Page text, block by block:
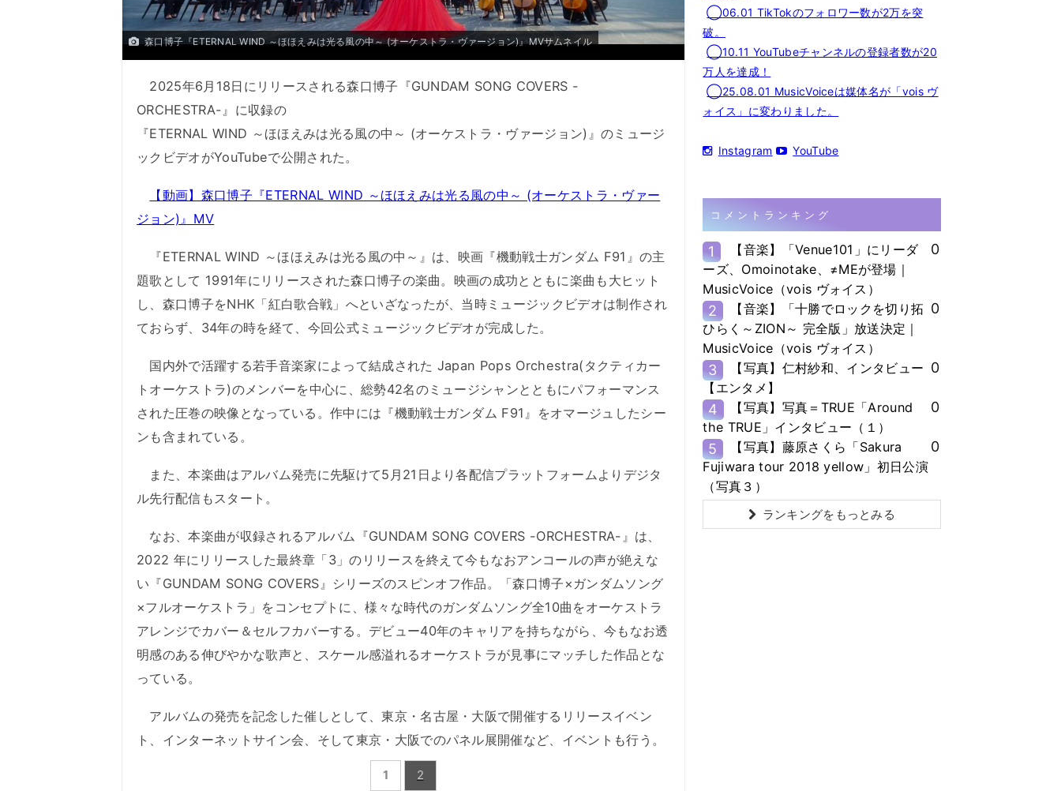
森口博子『ETERNAL WIND ～ほほえみは光る風の中～ (オーケストラ・ヴァージョン)』MVサムネイル
2025年6月18日にリリースされる森口博子『GUNDAM SONG COVERS -
ORCHESTRA-』に収録の
『ETERNAL WIND ～ほほえみは光る風の中～ (オーケストラ・ヴァージョン)』のミュージ
ックビデオがYouTubeで公開された。
【動画】森口博子『ETERNAL WIND ～ほほえみは光る風の中～ (オーケストラ・ヴァー
ジョン)』MV
『ETERNAL WIND ～ほほえみは光る風の中～』は、映画『機動戦士ガンダム F91』の主
題歌として 1991年にリリースされた森口博子の楽曲。映画の成功とともに楽曲も大ヒット
し、森口博子をNHK「紅白歌合戦」へといざなったが、当時ミュージックビデオは制作され
ておらず、34年の時を経て、今回公式ミュージックビデオが完成した。
国内外で活躍する若手音楽家によって結成された Japan Pops Orchestra(タクティカー
トオーケストラ)のメンバーを中心に、総勢42名のミュージシャンとともにパフォーマンス
された圧巻の映像となっている。作中には『機動戦士ガンダム F91』をオマージュしたシー
ンも含まれている。
また、本楽曲はアルバム発売に先駆けて5月21日より各配信プラットフォームよりデジタ
ル先行配信もスタート。
なお、本楽曲が収録されるアルバム『GUNDAM SONG COVERS -ORCHESTRA-』は、
2022 年にリリースした最終章「3」のリリースを終えて今もなおアンコールの声が絶えな
い『GUNDAM SONG COVERS』シリーズのスピンオフ作品。「森口博子×ガンダムソング
×フルオーケストラ」をコンセプトに、様々な時代のガンダムソング全10曲をオーケストラ
アレンジでカバー＆セルフカバーする。デビュー40年のキャリアを持ちながら、今もなお透
明感のある伸びやかな歌声と、スケール感溢れるオーケストラが見事にマッチした作品とな
っている。
アルバムの発売を記念した催しとして、東京・名古屋・大阪で開催するリリースイベン
ト、インターネットサイン会、そして東京・大阪でのパネル展開催など、イベントも行う。
1 2
◯06.01 TikTokのフォロワー数が2万を突
破。
◯10.11 YouTubeチャンネルの登録者数が20
万人を達成！
◯25.08.01 MusicVoiceは媒体名が「vois ヴ
ォイス」に変わりました。
Instagram YouTube
コメントランキング
1
【音楽】「Venue101」にリーダ
ーズ、Omoinotake、≠MEが登場｜
MusicVoice（vois ヴォイス）
0
2
【音楽】「十勝でロックを切り拓
ひらく～ZION～ 完全版」放送決定｜
MusicVoice（vois ヴォイス）
0
3
【写真】仁村紗和、インタビュー
【エンタメ】
0
4
【写真】写真＝TRUE「Around
the TRUE」インタビュー（１）
0
5
【写真】藤原さくら「Sakura
Fujiwara tour 2018 yellow」初日公演
（写真３）
0
ランキングをもっとみる